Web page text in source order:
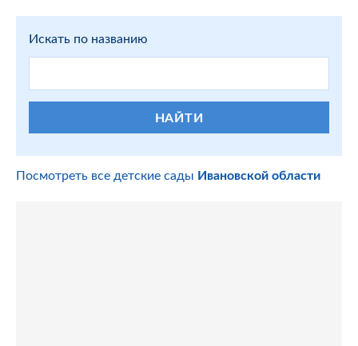
Искать по названию
НАЙТИ
Посмотреть все детские сады Ивановской области